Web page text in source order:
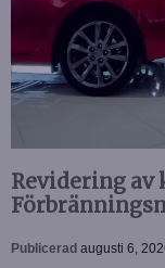
Revidering av
Publicerad augusti 6,